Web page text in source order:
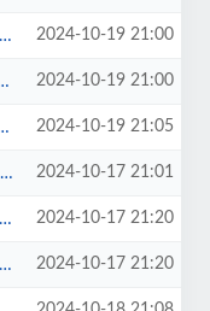
2024-10-19 21:00
2024-10-19 21:00
2024-10-19 21:05
2024-10-17 21:01
2024-10-17 21:20
2024-10-17 21:20